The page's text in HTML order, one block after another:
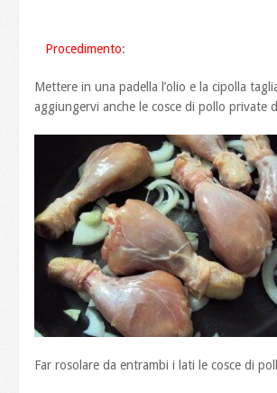
Procedimento:
Mettere in una padella l’olio e la cipolla
aggiungervi anche le cosce di pollo private
Far rosolare da entrambi i lati le cosce di